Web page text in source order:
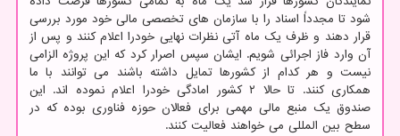
شود تا مجدداً اسناد را با سازمان های تخصصی مالی خود مورد بررسی
قرار دهند و ظرف یک ماه آتی نظرات نهایی خودرا اعلام کنند و پس از
آن وارد فاز اجرائی شویم. ایشان سپس اصرار کرد که این پروژه الزامی
نیست و هر کدام از کشورها تمایل داشته باشند می توانند با ما
همکاری کنند. تا حالا ۲ کشور امادگی خودرا اعلام نموده اند. این
صندوق یک منبع مالی مهمی برای فعالان حوزه فناوری بوده که در
سطح بین المللی می خواهند فعالیت کنند.